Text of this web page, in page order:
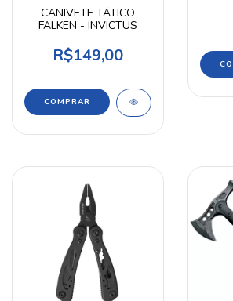
CANIVETE TÁTICO
FALKEN - INVICTUS
R$149,00